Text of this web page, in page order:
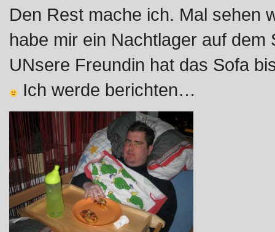
Den Rest mache ich. Mal sehen
habe mir ein Nachtlager auf
UNsere Freundin hat das Sofa
Ich werde berichten…